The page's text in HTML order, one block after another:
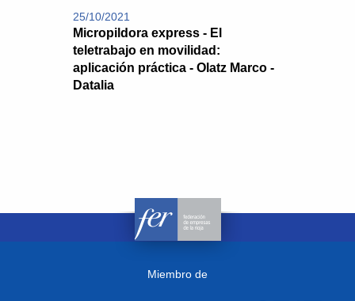
25/10/2021
Micropildora express - El
teletrabajo en movilidad:
aplicación práctica - Olatz Marco -
Datalia
Miembro de